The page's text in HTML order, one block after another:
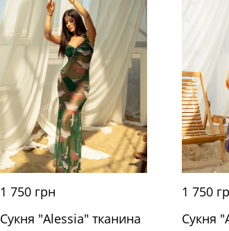
1 750 грн
Сукня "Alessia" тканина
1 750
Сукня